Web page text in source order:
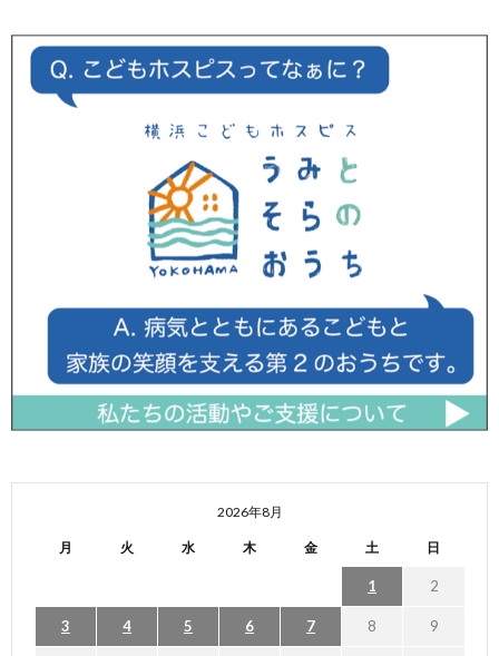
2026年8月
月 火 水 木 金 土 日
1 2
3 4 5 6 7 8 9